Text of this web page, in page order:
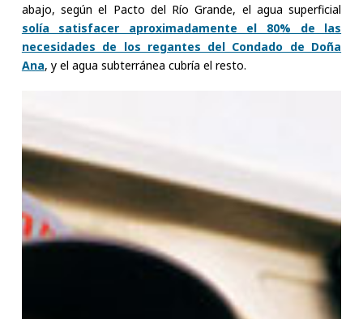
abajo, según el Pacto del Río Grande, el agua superficial
solía satisfacer aproximadamente el 80% de las
necesidades de los regantes del Condado de Doña
Ana, y el agua subterránea cubría el resto.